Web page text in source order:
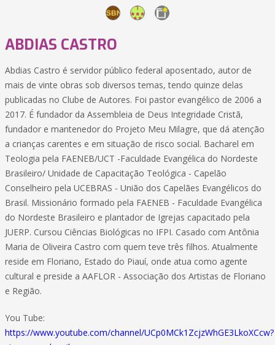
ABDIAS CASTRO
Abdias Castro é servidor público federal aposentado, autor de
mais de vinte obras sob diversos temas, tendo quinze delas
publicadas no Clube de Autores. Foi pastor evangélico de 2006 a
2017. É fundador da Assembleia de Deus Integridade Cristã,
fundador e mantenedor do Projeto Meu Milagre, que dá atenção
a crianças carentes e em situação de risco social. Bacharel em
Teologia pela FAENEB/UCT -Faculdade Evangélica do Nordeste
Brasileiro/ Unidade de Capacitação Teológica - Capelão
Conselheiro pela UCEBRAS - União dos Capelães Evangélicos do
Brasil. Missionário formado pela FAENEB - Faculdade Evangélica
do Nordeste Brasileiro e plantador de Igrejas capacitado pela
JUERP. Cursou Ciências Biológicas no IFPI. Casado com Antônia
Maria de Oliveira Castro com quem teve três filhos. Atualmente
reside em Floriano, Estado do Piauí, onde atua como agente
cultural e preside a AAFLOR - Associação dos Artistas de Floriano
e Região.
You Tube:
https://www.youtube.com/channel/UCp0MCk1ZcjzWhGE3LkoXCcw?